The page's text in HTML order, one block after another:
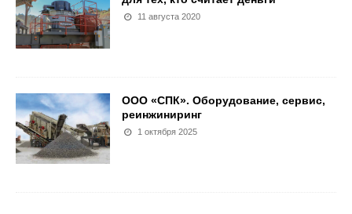
11 августа 2020
ООО «СПК». Оборудование, сервис,
реинжиниринг
1 октября 2025